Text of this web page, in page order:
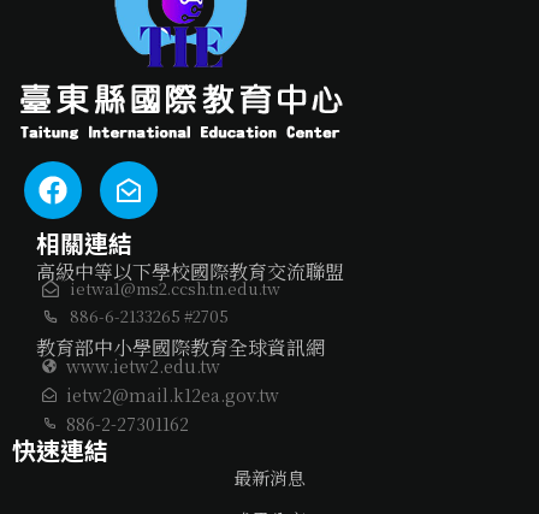
相關連結
高級中等以下學校國際教育交流聯盟
ietwa1@ms2.ccsh.tn.edu.tw
886-6-2133265 #2705
教育部中小學國際教育全球資訊網
www.ietw2.edu.tw
ietw2@mail.k12ea.gov.tw
886-2-27301162
快速連結
最新消息